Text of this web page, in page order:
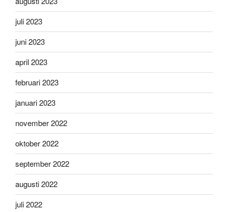
juli 2023
juni 2023
april 2023
februari 2023
januari 2023
november 2022
oktober 2022
september 2022
augusti 2022
juli 2022